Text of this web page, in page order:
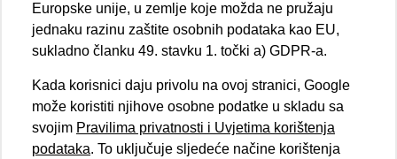
AUTOTO SPLIT
info@autoto.hr
Pon - Pet 08:00-17:00
Sub 08:00-13:00
Europske unije, u zemlje koje možda ne pružaju
jednaku razinu zaštite osobnih podataka kao EU,
sukladno članku 49. stavku 1. točki a) GDPR-a.
Kada korisnici daju privolu na ovoj stranici, Google
može koristiti njihove osobne podatke u skladu sa
svojim Pravilima privatnosti i Uvjetima korištenja
podataka. To uključuje sljedeće načine korištenja